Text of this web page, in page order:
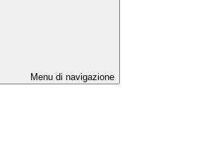
Menu di navigazione